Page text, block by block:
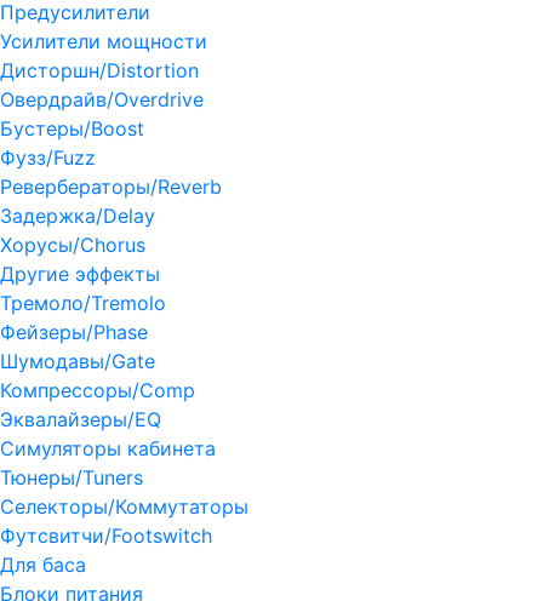
Предусилители
Усилители мощности
Дисторшн/Distortion
Овердрайв/Overdrive
Бустеры/Boost
Фузз/Fuzz
Ревербераторы/Reverb
Задержка/Delay
Хорусы/Chorus
Другие эффекты
Тремоло/Tremolo
Фейзеры/Phase
Шумодавы/Gate
Компрессоры/Comp
Эквалайзеры/EQ
Симуляторы кабинета
Тюнеры/Tuners
Селекторы/Коммутаторы
Футсвитчи/Footswitch
Для баса
Блоки питания